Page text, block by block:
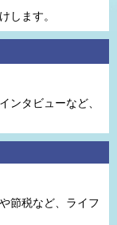
します。
ンタビューなど、
節税など、ライフ